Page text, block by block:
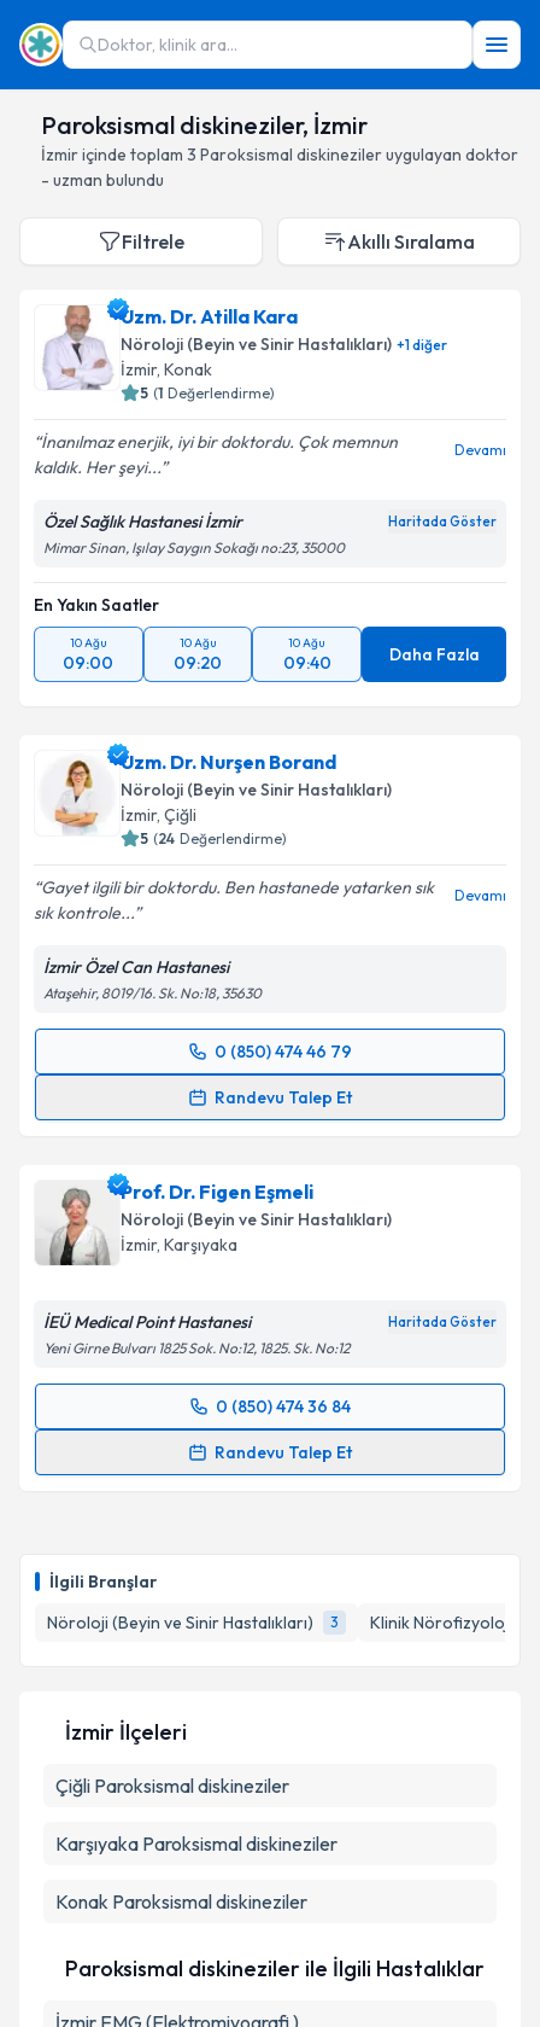
Doktor, klinik ara...
Paroksismal diskineziler, İzmir
İzmiriçinde toplam 3 Paroksismal diskinezileruygulayan doktor
- uzman bulundu
İlgili Branşlar
Nöroloji (Beyin ve Sinir Hastalıkları)
3 Klinik Nörofizyoloji
Filtrele Akıllı Sıralama
Uzm. Dr. Atilla Kara
Nöroloji (Beyin ve Sinir Hastalıkları) +1diğer
İzmir, Konak
5 (1 Değerlendirme)
İnanılmaz enerjik, iyi bir doktordu. Çok memnun
kaldık. Her şeyi...
Devamı
Özel Sağlık Hastanesi İzmir Haritada Göster
Mimar Sinan, Işılay Saygın Sokağı no:23, 35000
En Yakın Saatler
10 Ağu
09:00
10 Ağu
09:20
10 Ağu
09:40 Daha Fazla
Uzm. Dr. Nurşen Borand
Nöroloji (Beyin ve Sinir Hastalıkları)
İzmir, Çiğli
5 (24 Değerlendirme)
Gayet ilgili bir doktordu. Ben hastanede yatarken sık
sık kontrole...
Devamı
İzmir Özel Can Hastanesi
Ataşehir, 8019/16. Sk. No:18, 35630
0 (850) 474 46 79
Randevu Talep Et
Randevu Takvimi Talebi
takvim hazırlandığında e-posta ile bilgilendireceğiz.
E-posta Adresiniz
Kişisel verilerimin işlenmesine ilişkin
Metni'ni okudum ve kişisel verilerimin belirtilen
kapsamda işlenmesini kabul ediyorum.
Takvim Talebini Gönder
Prof. Dr. Figen Eşmeli
Nöroloji (Beyin ve Sinir Hastalıkları)
İzmir, Karşıyaka
İEÜ Medical Point Hastanesi Haritada Göster
Yeni Girne Bulvarı 1825 Sok. No:12, 1825. Sk. No:12
0 (850) 474 36 84
Randevu Talep Et
Randevu Takvimi Talebi
E-posta Adresiniz
Kişisel verilerimin işlenmesine ilişkin
Metni'ni okudum ve kişisel verilerimin belirtilen
Takvim Talebini Gönder
İzmir İlçeleri
Çiğli Paroksismal diskineziler
Karşıyaka Paroksismal diskineziler
Konak Paroksismal diskineziler
Paroksismal diskineziler ile İlgili Hastalıklar
İzmir EMG (Elektromiyografi )